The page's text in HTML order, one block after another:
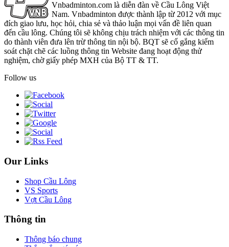
Vnbadminton.com là diễn đàn về Cầu Lông Việt
Nam. Vnbadminton được thành lập từ 2012 với mục
đích giao lưu, học hỏi, chia sẻ và thảo luận mọi vấn đề liên quan
đến cầu lông. Chúng tôi sẽ không chịu trách nhiệm với các thông tin
do thành viên đưa lên trừ thông tin nội bộ. BQT sẽ cố gắng kiểm
soát chặt chẽ các luồng thông tin Website đang hoạt động thử
nghiệm, chờ giấy phép MXH của Bộ TT & TT.
Follow us
Our Links
Shop Cầu Lông
VS Sports
Vợt Cầu Lông
Thông tin
Thông báo chung